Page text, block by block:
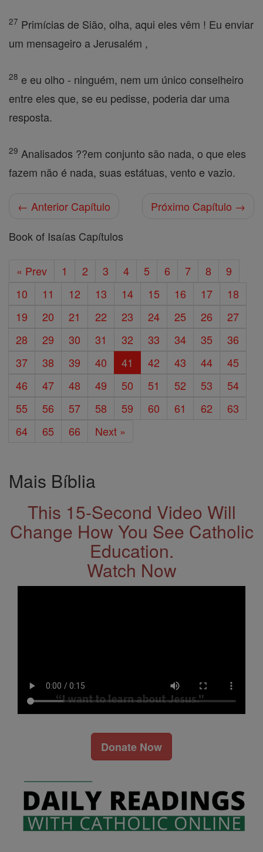
27 Primícias de Sião, olha, aqui eles vêm ! Eu enviar
um mensageiro a Jerusalém ,
28 e eu olho - ninguém, nem um único conselheiro
entre eles que, se eu pedisse, poderia dar uma
resposta.
29 Analisados ??em conjunto são nada, o que eles
fazem não é nada, suas estátuas, vento e vazio.
← Anterior Capítulo
Próximo Capítulo →
Book of Isaías Capítulos
« Prev 1 2 3 4 5 6 7 8
9
10
11 12 13 14 15 16 17
18
19
20 21 22 23 24 25 26
27
28
29 30 31 32 33 34 35
36
37
38 39 40 41 42 43 44
45
46
47 48 49 50 51 52 53
54
55
56 57 58 59 60 61 62
63
64
65 66 Next »
Mais Bíblia
This 15-Second Video Will
Change How You See Catholic
Education.
Watch Now
Donate Now